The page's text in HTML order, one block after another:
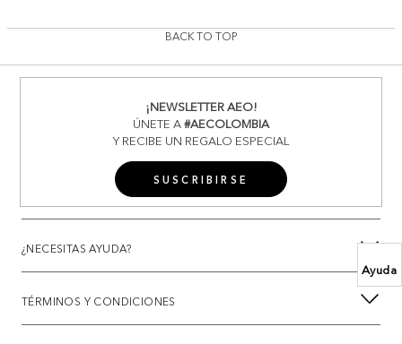
Ayuda
BACK TO TOP
¡NEWSLETTER AEO!
ÚNETE A#AECOLOMBIA
Y RECIBE UN REGALO ESPECIAL
SUSCRIBIRSE
¿NECESITAS AYUDA?
TÉRMINOS Y CONDICIONES